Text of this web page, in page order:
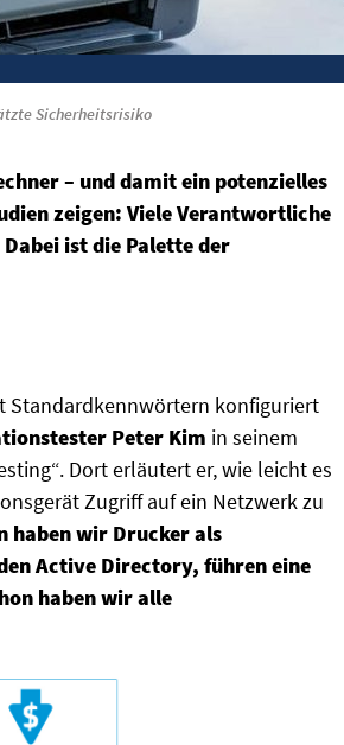
Sicherheitsrisiko
– und damit ein potenzielles
zeigen: Viele Verantwortliche
ist die Palette der
Standardkennwörtern konfiguriert
Peter Kim in seinem
Dort erläutert er, wie leicht es
Zugriff auf ein Netzwerk zu
haben wir Drucker als
Active Directory, führen eine
haben wir alle